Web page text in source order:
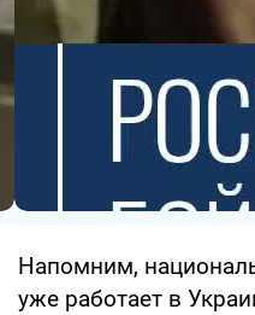
Напомним,
уже работает в